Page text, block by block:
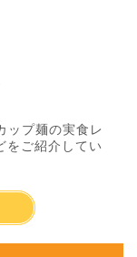
ップ麺の実食レ
をご紹介してい